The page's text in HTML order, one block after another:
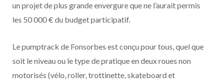
un projet de plus grande envergure que ne l’aurait permis
les 50 000 € du budget participatif.
Le pumptrack de Fonsorbes est conçu pour tous, quel que
soit le niveau ou le type de pratique en deux roues non
motorisés (vélo, roller, trottinette, skateboard et